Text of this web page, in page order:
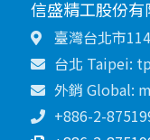
信盛精工股份有
臺灣台北市
台北 Taipei:
外銷 Global:
+886-2-